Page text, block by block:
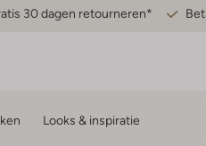
30 dagen retourneren*
Looks & inspiratie